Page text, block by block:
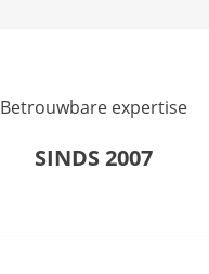
Betrouwbare expertise
SINDS 2007